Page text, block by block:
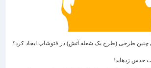
چنین طرحی (طرح یک شعله آتش) در فتوشاپ ایجاد کرد؟
حدس زده​اید!